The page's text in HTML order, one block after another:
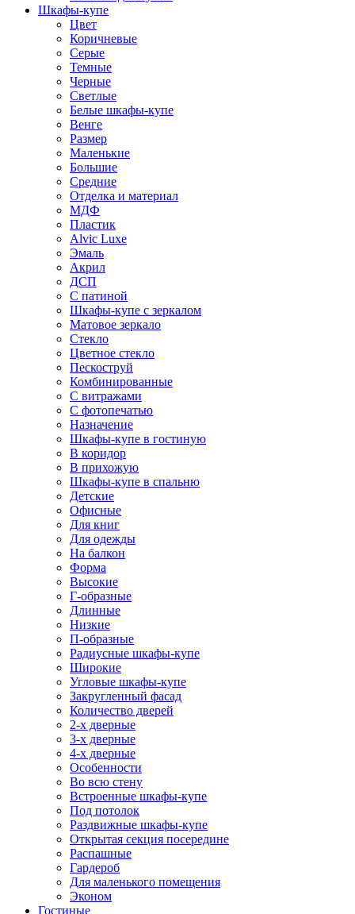
Шкафы-купе
Цвет
Коричневые
Серые
Темные
Черные
Светлые
Белые шкафы-купе
Венге
Размер
Маленькие
Большие
Средние
Отделка и материал
МДФ
Пластик
Alvic Luxe
Эмаль
Акрил
ДСП
С патиной
Шкафы-купе с зеркалом
Матовое зеркало
Стекло
Цветное стекло
Пескоструй
Комбинированные
С витражами
С фотопечатью
Назначение
Шкафы-купе в гостиную
В коридор
В прихожую
Шкафы-купе в спальню
Детские
Офисные
Для книг
Для одежды
На балкон
Форма
Высокие
Г-образные
Длинные
Низкие
П-образные
Радиусные шкафы-купе
Широкие
Угловые шкафы-купе
Закругленный фасад
Количество дверей
2-х дверные
3-х дверные
4-х дверные
Особенности
Во всю стену
Встроенные шкафы-купе
Под потолок
Раздвижные шкафы-купе
Открытая секция посередине
Распашные
Гардероб
Для маленького помещения
Эконом
Гостиные